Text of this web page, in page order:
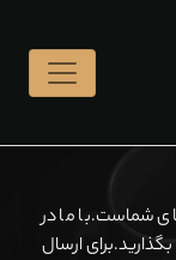
شماست.با ما در
ارسال